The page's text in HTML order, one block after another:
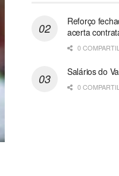
Reforço
acerta
0
Salários do
0